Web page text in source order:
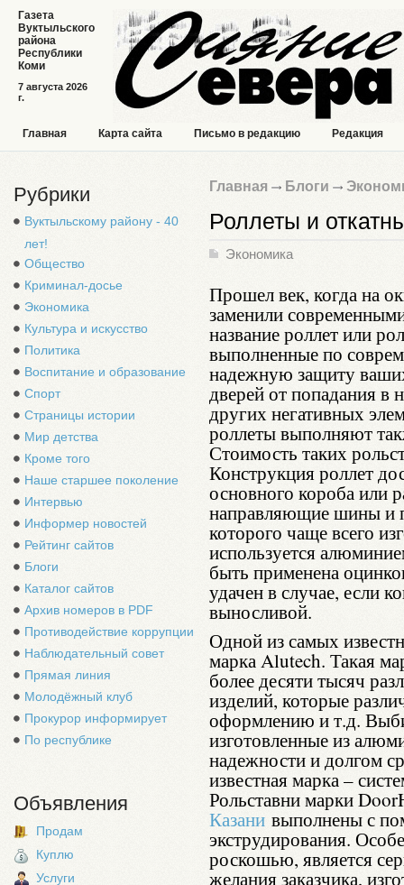
7 августа 2026
г.
Газета
Вуктыльского
района
Республики
Коми
Главная Карта сайта Письмо в редакцию Редакция
Рубрики
Вуктыльскому району - 40
лет!
Общество
Криминал-досье
Экономика
Культура и искусство
Политика
Воспитание и образование
Спорт
Страницы истории
Мир детства
Кроме того
Наше старшее поколение
Интервью
Информер новостей
Рейтинг сайтов
Блоги
Каталог сайтов
Архив номеров в PDF
Противодействие коррупции
Наблюдательный совет
Прямая линия
Молодёжный клуб
Прокурор информирует
По республике
Объявления
Продам
Куплю
Услуги
Главная Блоги
Роллеты и
Экономика
Прошел век, когда на
заменили
название роллет или
выполненные по
надежную защиту
дверей от попадания в
других негативных
роллеты выполняют
Стоимость таких
Конструкция роллет
основного короба или
направляющие шины и
которого чаще всего
используется
быть применена
удачен в случае, если
выносливой.
Одной из самых
марка Alutech. Такая
более десяти тысяч
изделий, которые
оформлению и т.д.
изготовленные из
надежности и долгом
известная марка –
Рольставни марки
Казани выполнены с
экструдирования.
роскошью, является
желания заказчика,